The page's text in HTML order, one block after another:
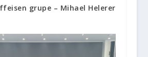
grupe – Mihael Helerer